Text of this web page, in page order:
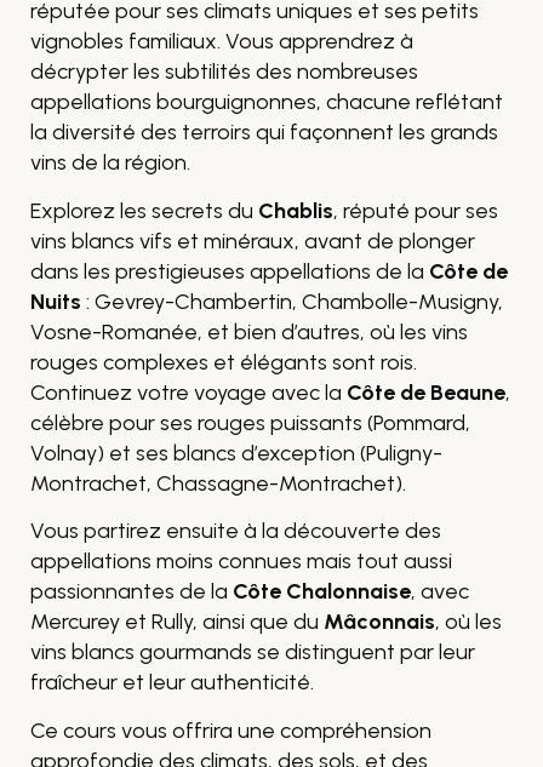
réputée pour ses climats uniques et ses petits
vignobles familiaux. Vous apprendrez à
décrypter les subtilités des nombreuses
appellations bourguignonnes, chacune reflétant
la diversité des terroirs qui façonnent les grands
vins de la région.
Explorez les secrets du Chablis, réputé pour ses
vins blancs vifs et minéraux, avant de plonger
dans les prestigieuses appellations de la Côte de
Nuits : Gevrey-Chambertin, Chambolle-Musigny,
Vosne-Romanée, et bien d’autres, où les vins
rouges complexes et élégants sont rois.
Continuez votre voyage avec la Côte de Beaune,
célèbre pour ses rouges puissants (Pommard,
Volnay) et ses blancs d’exception (Puligny-
Montrachet, Chassagne-Montrachet).
Vous partirez ensuite à la découverte des
appellations moins connues mais tout aussi
passionnantes de la Côte Chalonnaise, avec
Mercurey et Rully, ainsi que du Mâconnais, où les
vins blancs gourmands se distinguent par leur
fraîcheur et leur authenticité.
Ce cours vous offrira une compréhension
approfondie des climats, des sols, et des